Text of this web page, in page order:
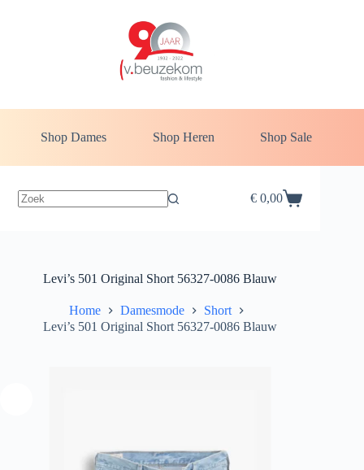
Shop Dames Shop Heren Shop Sale
Winkelwagen
€0,00
Levi’s 501 Original Short 56327-0086 Blauw
Home Damesmode
Short
Levi’s 501 Original Short 56327-0086 Blauw